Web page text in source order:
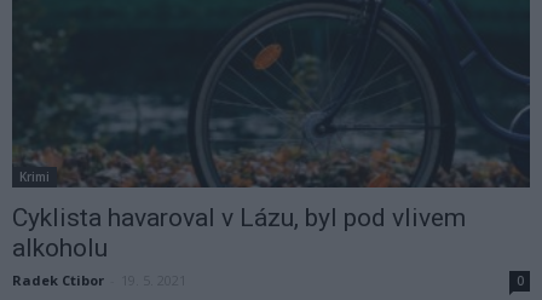
Krimi
Cyklista havaroval v Lázu, byl pod vlivem
alkoholu
Radek Ctibor 0